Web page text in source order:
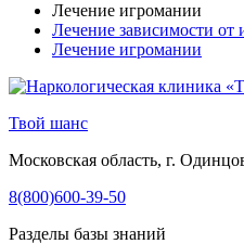
Лечение игромании
Лечение зависимости от
Лечение игромании
Твой шанс
Московская область, г.
8(800)600-39-50
Разделы базы знаний